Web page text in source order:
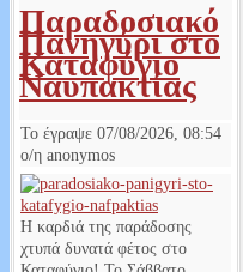
Παραδοσιακό
Πανηγύρι στο
Καταφύγιο
Ναυπακτίας
Το έγραψε 07/08/2026, 08:54
ο/η anonymos
Η καρδιά της παράδοσης
χτυπά δυνατά φέτος στο